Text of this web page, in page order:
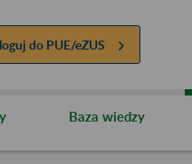
do PUE/eZUS
Baza wiedzy